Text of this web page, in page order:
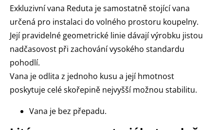
Exkluzivní vana Reduta je samostatně stojící vana
určená pro instalaci do volného prostoru koupelny.
Její pravidelné geometrické linie dávají výrobku jistou
nadčasovost při zachování vysokého standardu
pohodlí.
Vana je odlita z jednoho kusu a její hmotnost
poskytuje celé skořepině nejvyšší možnou stabilitu.
Vana je bez přepadu.